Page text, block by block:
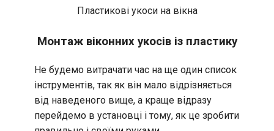
Пластикові укоси на вікна
Монтаж віконних укосів із пластику
Не будемо витрачати час на ще один список
інструментів, так як він мало відрізняється
від наведеного вище, а краще відразу
перейдемо в установці і тому, як це зробити